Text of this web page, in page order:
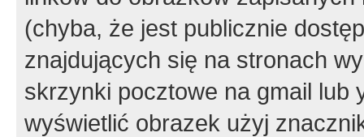
(chyba, że jest publicznie
znajdujących się na stronach
skrzynki pocztowe na gmail lub
wyświetlić obrazek użyj